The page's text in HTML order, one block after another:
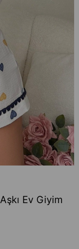
Ev Giyim